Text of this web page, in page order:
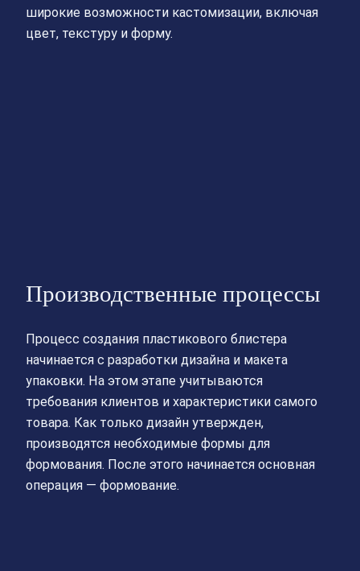
широкие возможности кастомизации, включая
цвет, текстуру и форму.
Производственные процессы
Процесс создания пластикового блистера
начинается с разработки дизайна и макета
упаковки. На этом этапе учитываются
требования клиентов и характеристики самого
товара. Как только дизайн утвержден,
производятся необходимые формы для
формования. После этого начинается основная
операция — формование.